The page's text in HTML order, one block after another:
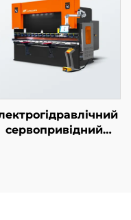
сервопривідний